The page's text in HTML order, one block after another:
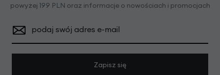
powyżej 199 PLN oraz informacje o nowościach i promocjach
podaj swój adres e-mail
Zapisz się